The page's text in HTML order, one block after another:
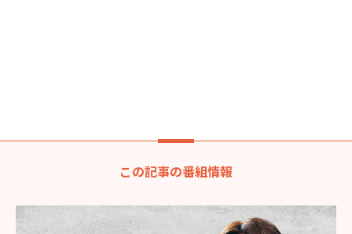
この記事の番組情報